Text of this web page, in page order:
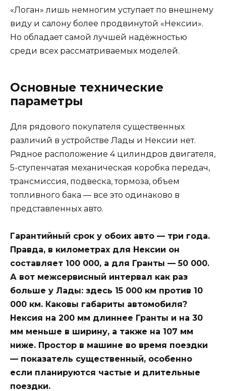
«Логан» лишь немногим уступает по внешнему
виду и салону более продвинутой «Нексии».
Но обладает самой лучшей надёжностью
среди всех рассматриваемых моделей.
Основные технические
параметры
Для рядового покупателя существенных
различий в устройстве Лады и Нексии нет.
Рядное расположение 4 цилиндров двигателя,
5-ступенчатая механическая коробка передач,
трансмиссия, подвеска, тормоза, объем
топливного бака — все это одинаково в
представленных авто.
Гарантийный срок у обоих авто — три года.
Правда, в километрах для Нексии он
составляет 100 000, а для Гранты — 50 000.
А вот межсервисный интервал как раз
больше у Лады: здесь 15 000 км против 10
000 км. Каковы габариты автомобиля?
Нексия на 200 мм длиннее Гранты и на 30
мм меньше в ширину, а также на 107 мм
ниже. Простор в машине во время поездки
— показатель существенный, особенно
если планируются частые и длительные
поездки.